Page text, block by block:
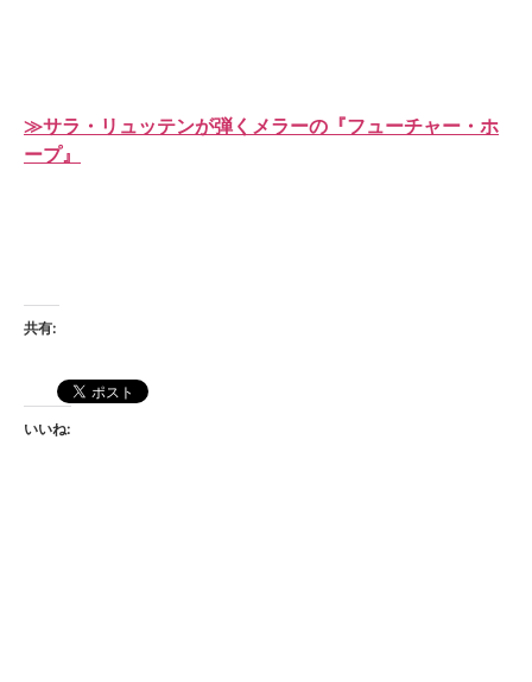
≫サラ・リュッテンが弾くメラーの『フューチャー・ホ
ープ』
共有:
いいね: